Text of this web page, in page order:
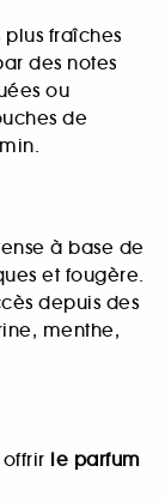
fraîches
des notes
ou
de
à base de
et fougère.
depuis des
menthe,
le parfum